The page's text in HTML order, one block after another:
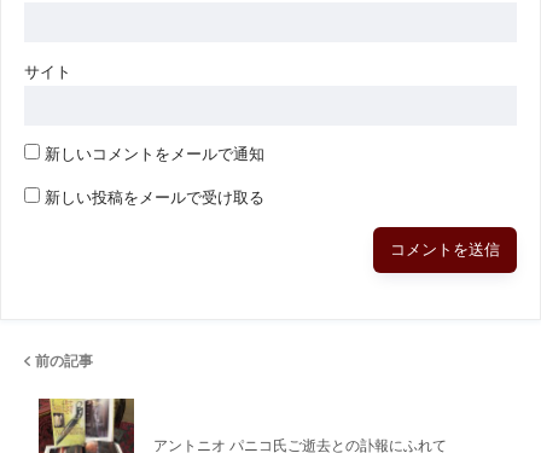
サイト
新しいコメントをメールで通知
新しい投稿をメールで受け取る
前の記事
アントニオ パニコ氏ご逝去との訃報にふれて